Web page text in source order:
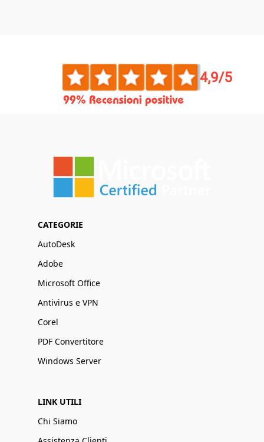
CATEGORIE
AutoDesk
Adobe
Microsoft Office
Antivirus e VPN
Corel
PDF Convertitore
Windows Server
LINK UTILI
Chi Siamo